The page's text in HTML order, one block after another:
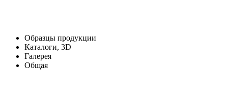
Образцы продукции
Каталоги, 3D
Галерея
Общая